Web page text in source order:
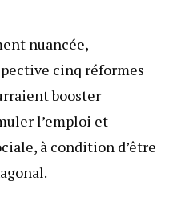
nuancée,
cinq réformes
booster
l’emploi et
à condition d’être